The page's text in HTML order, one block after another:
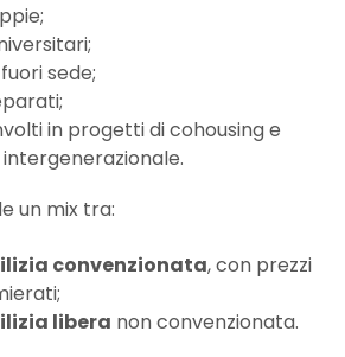
sede;
in progetti di cohousing e
un mix tra:
convenzionata, con prezzi
libera non convenzionata.